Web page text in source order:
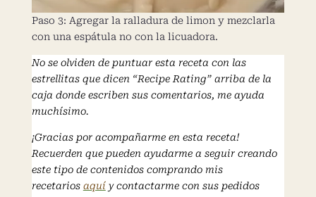
Paso 3: Agregar la ralladura de limon y mezclarla
con una espátula no con la licuadora.
No se olviden de puntuar esta receta con las
estrellitas que dicen “Recipe Rating” arriba de la
caja donde escriben sus comentarios, me ayuda
muchísimo.
¡Gracias por acompañarme en esta receta!
Recuerden que pueden ayudarme a seguir creando
este tipo de contenidos comprando mis
recetarios aquíy contactarme con sus pedidos